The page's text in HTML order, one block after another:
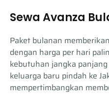
Sewa Avanza
Paket bulanan
dengan harga per hari
kebutuhan jangka
keluarga baru pindah ke
mempertimbangkan